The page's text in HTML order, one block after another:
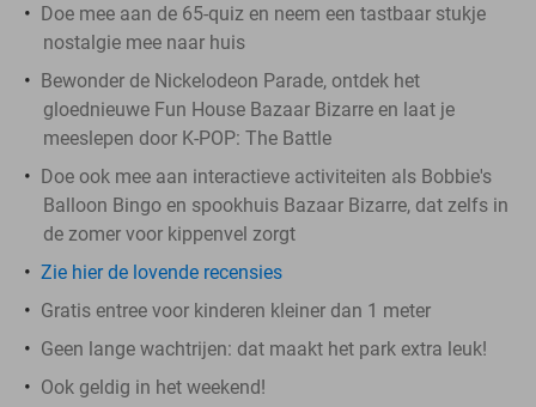
Doe mee aan de 65-quiz en neem een tastbaar stukje
nostalgie mee naar huis
Bewonder de Nickelodeon Parade, ontdek het
gloednieuwe Fun House Bazaar Bizarre en laat je
meeslepen door K-POP: The Battle
Doe ook mee aan interactieve activiteiten als Bobbie's
Balloon Bingo en spookhuis Bazaar Bizarre, dat zelfs in
de zomer voor kippenvel zorgt
Zie hier de lovende recensies
Gratis entree voor kinderen kleiner dan 1 meter
Geen lange wachtrijen: dat maakt het park extra leuk!
Ook geldig in het weekend!